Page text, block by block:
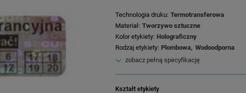
Technologia druku Termotransferowa
Materiał Tworzywo sztuczne
Kolor etykiety Holograficzny
Rodzaj etykiety Plombowa
Wodoodporna
zobacz pełną specyfikację
Kształt etykiety